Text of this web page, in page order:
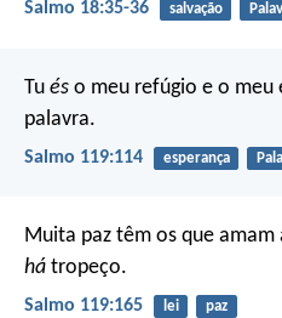
Salmo 18:35-36 salvação
Tu és o meu refúgio e o meu
palavra.
Salmo 119:114 esperança
Muita paz têm os que amam
há tropeço.
Salmo 119:165 lei paz